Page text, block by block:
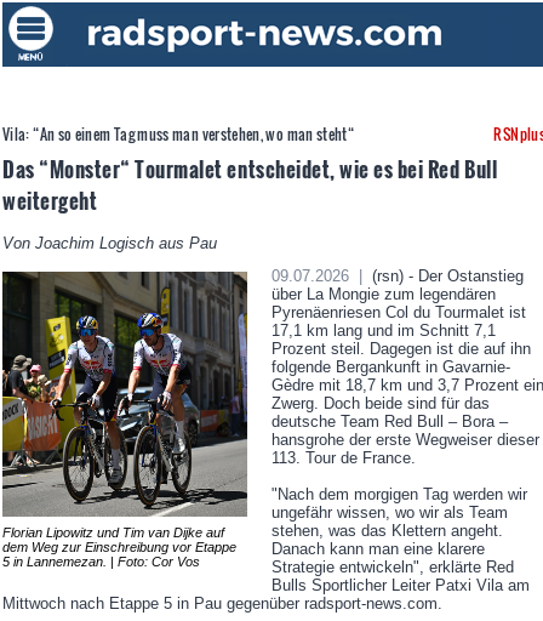
Vila: “An so einem Tag muss man verstehen, wo man steht“
Das “Monster“ Tourmalet entscheidet, wie es bei Red Bull
weitergeht
Von Joachim Logisch aus Pau
Florian Lipowitz und Tim van Dijke auf
dem Weg zur Einschreibung vor Etappe
5 in Lannemezan. | Foto: Cor Vos
09.07.2026 |
(rsn) - Der Ostanstieg
über La Mongie zum legendären
Pyrenäenriesen Col du Tourmalet ist
17,1 km lang und im Schnitt 7,1
Prozent steil. Dagegen ist die auf ihn
folgende Bergankunft in Gavarnie-
Gèdre mit 18,7 km und 3,7 Prozent ein
Zwerg. Doch beide sind für das
deutsche Team Red Bull – Bora –
hansgrohe der erste Wegweiser dieser
113. Tour de France.
"Nach dem morgigen Tag werden wir
ungefähr wissen, wo wir als Team
stehen, was das Klettern angeht.
Danach kann man eine klarere
Strategie entwickeln", erklärte Red
Bulls Sportlicher Leiter Patxi Vila am
Mittwoch nach Etappe 5 in Pau gegenüber radsport-news.com.